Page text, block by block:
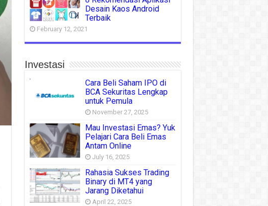
Desain Kaos Android
Terbaik
February 12, 2021
Investasi
Cara Beli Saham IPO di
BCA Sekuritas Lengkap
untuk Pemula
November 27, 2025
Mau Investasi Emas? Yuk
Pelajari Cara Beli Emas
Antam Online
July 16, 2025
Rahasia Sukses Trading
Binary di MT4 yang
Jarang Diketahui
April 22, 2025